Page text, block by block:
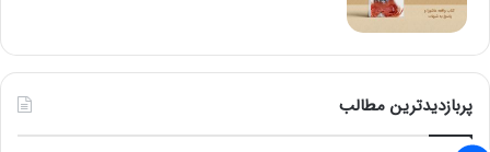
پربازدیدترین مطالب